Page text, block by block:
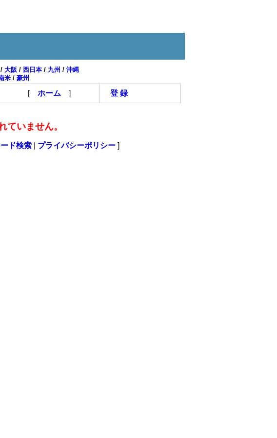
大阪 / 西日本/ 九州 / 沖縄
米 / 豪州
[ ホーム ] 登 録
ていません。
ド検索 プライバシーポリシー ]